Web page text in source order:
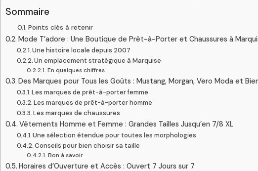
Sommaire
Points clés à retenir
Mode T’adore : Une Boutique de Prêt-à-Porter et Chaussures à
Une histoire locale depuis 2007
Un emplacement stratégique à Marquise
En quelques chiffres
Des Marques pour Tous les Goûts : Mustang, Morgan, Vero Moda et
Les marques de prêt-à-porter femme
Les marques de prêt-à-porter homme
Les marques de chaussures
Vêtements Homme et Femme : Grandes Tailles Jusqu’en 7/8 XL
Une sélection étendue pour toutes les morphologies
Conseils pour bien choisir sa taille
Bon à savoir
Horaires d’Ouverture et Accès : Ouvert 7 Jours sur 7